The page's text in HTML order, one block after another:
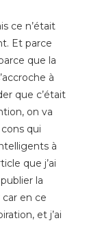
ce n’était
Et parce
que la
à
que c’était
on va
qui
à
que j’ai
la
car en ce
et j’ai